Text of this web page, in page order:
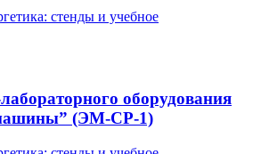
стенды и учебное
оборудования
(ЭМ-СР-1)